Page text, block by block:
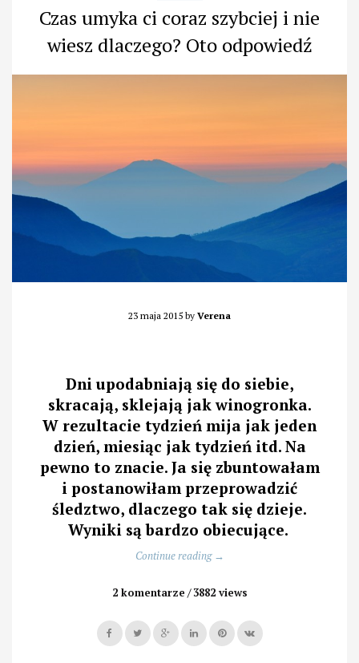
Czas umyka ci coraz szybciej i nie
wiesz dlaczego? Oto odpowiedź
23 maja 2015 by Verena
Dni upodabniają się do siebie,
skracają, sklejają jak winogronka.
W rezultacie tydzień mija jak jeden
dzień, miesiąc jak tydzień itd. Na
pewno to znacie. Ja się zbuntowałam
i postanowiłam przeprowadzić
śledztwo, dlaczego tak się dzieje.
Wyniki są bardzo obiecujące.
Continue reading „Czas
ci
szybciej
i
→
2 komentarze 3882 views